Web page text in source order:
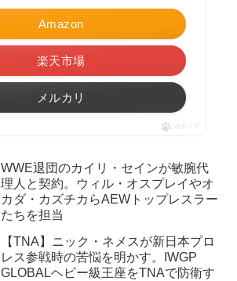
Amazon
楽天市場
メルカリ
ポチップ
WWE退団のカイリ・セインが敏腕代
理人と契約。ウィル・オスプレイやオ
カダ・カズチカらAEWトップレスラー
たちを担当
【TNA】ニック・ネメスが新日本プロ
レス参戦時の苦悩を明かす。IWGP
GLOBALヘビー級王座をTNAで防衛す